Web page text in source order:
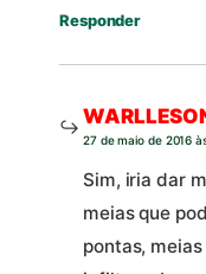
Responder
27 de maio de 2016
Sim, iria dar
meias que
pontas,